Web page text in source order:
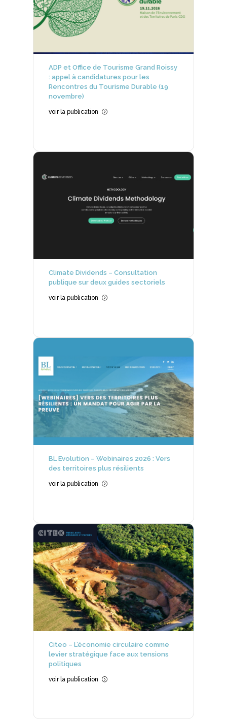
ADP et Office de Tourisme Grand Roissy
: appel à candidatures pour les
Rencontres du Tourisme Durable (19
novembre)
voir la publication =
Climate Dividends – Consultation
publique sur deux guides sectoriels
voir la publication =
BL Evolution – Webinaires 2026 : Vers
des territoires plus résilients
voir la publication =
Citeo – L’économie circulaire comme
levier stratégique face aux tensions
politiques
voir la publication =